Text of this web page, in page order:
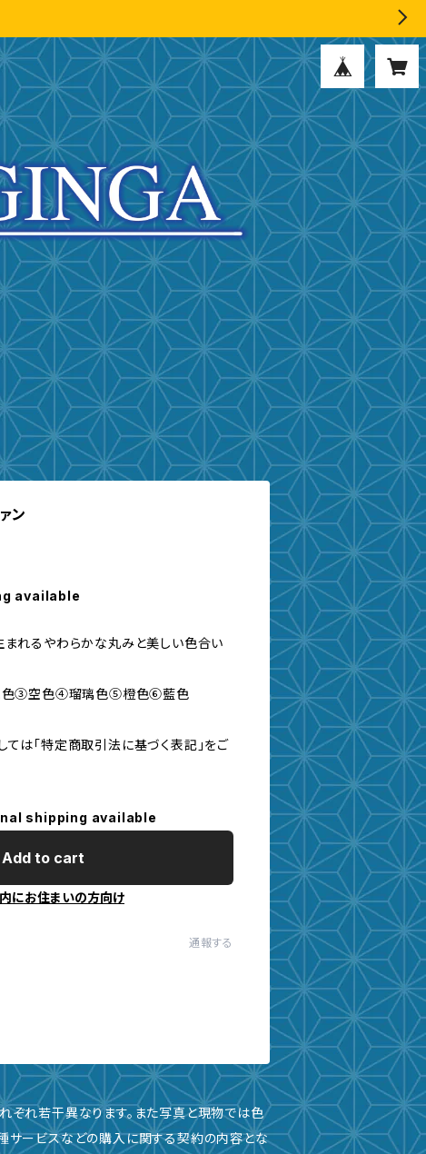
ン
available
れるやわらかな丸みと美しい色合い
色③空色④瑠璃色⑤橙色⑥藍色
は「特定商取引法に基づく表記」をご
shipping available
Add to cart
にお住まいの方向け
通報する
ぞれ若干異なります。また写真と現物では色
サービスなどの購入に関する契約の内容とな